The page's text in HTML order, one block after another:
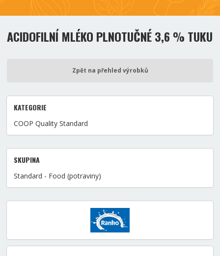
ACIDOFILNÍ MLÉKO PLNOTUČNÉ 3,6 % TUKU
Zpět na přehled výrobků
KATEGORIE
COOP Quality Standard
SKUPINA
Standard - Food (potraviny)